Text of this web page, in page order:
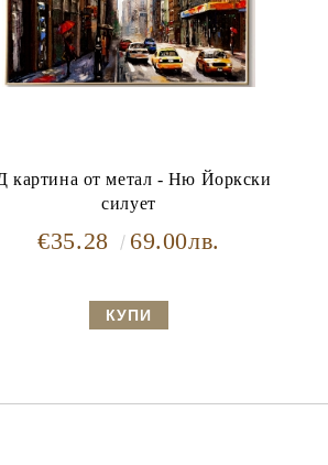
картина от метал - Ню Йоркски
силует
€35.28 69.00лв.